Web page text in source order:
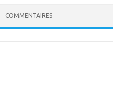
COMMENTAIRES